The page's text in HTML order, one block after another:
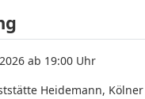
ab 19:00 Uhr
Heidemann, Kölner